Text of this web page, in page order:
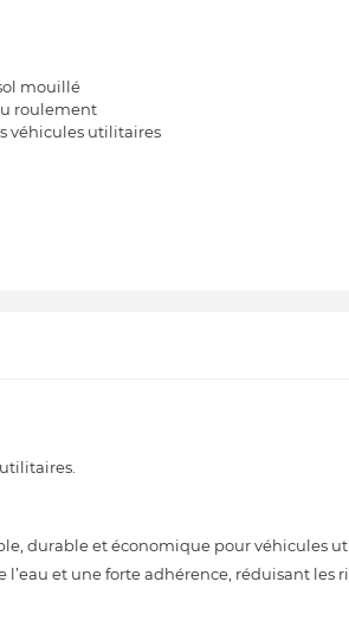
mouillé
roulement
véhicules utilitaires
durable et économique pour véhicules
et une forte adhérence, réduisant les